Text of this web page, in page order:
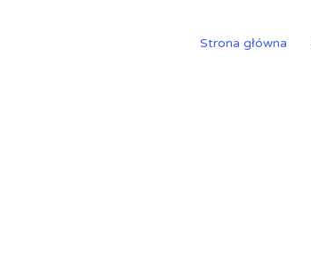
Strona główna